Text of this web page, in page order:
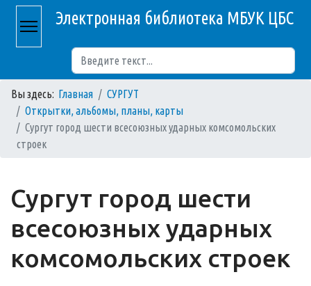
Электронная библиотека МБУК ЦБС
Вы здесь: Главная
СУРГУТ
Открытки, альбомы, планы, карты
Сургут город шести всесоюзных ударных комсомольских
строек
Сургут город шести
всесоюзных ударных
комсомольских строек